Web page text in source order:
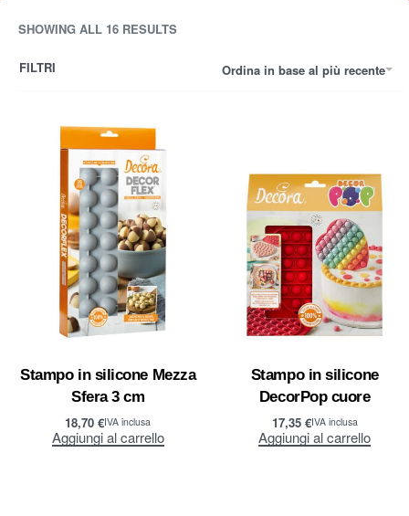
SHOWING ALL 16 RESULTS
Ordina in base al più recente
FILTRI
Stampo in silicone Mezza
Sfera 3 cm
18,70€IVA inclusa
Aggiungi al carrello
Stampo in silicone
DecorPop cuore
17,35 €IVA inclusa
Aggiungi al carrello